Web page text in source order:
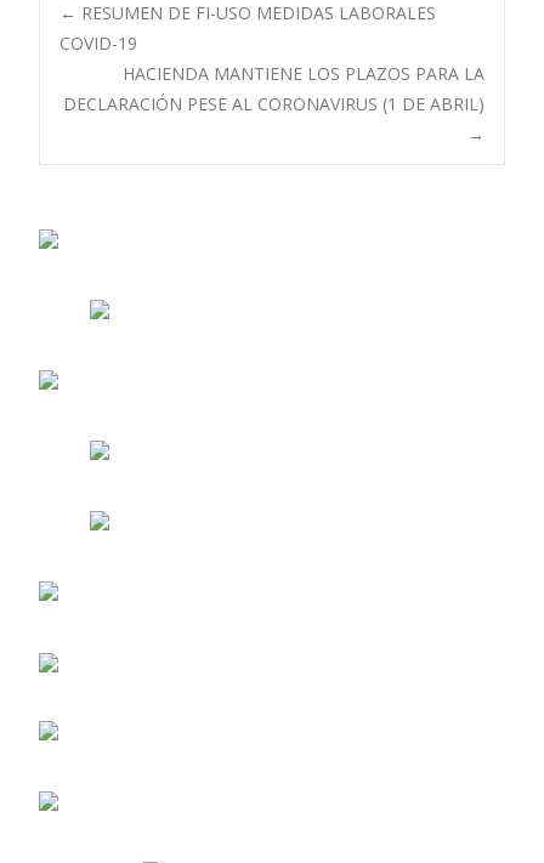
Navegación
de
entradas
← RESUMEN DE FI-USO MEDIDAS LABORALES
COVID-19
HACIENDA MANTIENE LOS PLAZOS PARA LA
DECLARACIÓN PESE AL CORONAVIRUS (1 DE ABRIL)
→